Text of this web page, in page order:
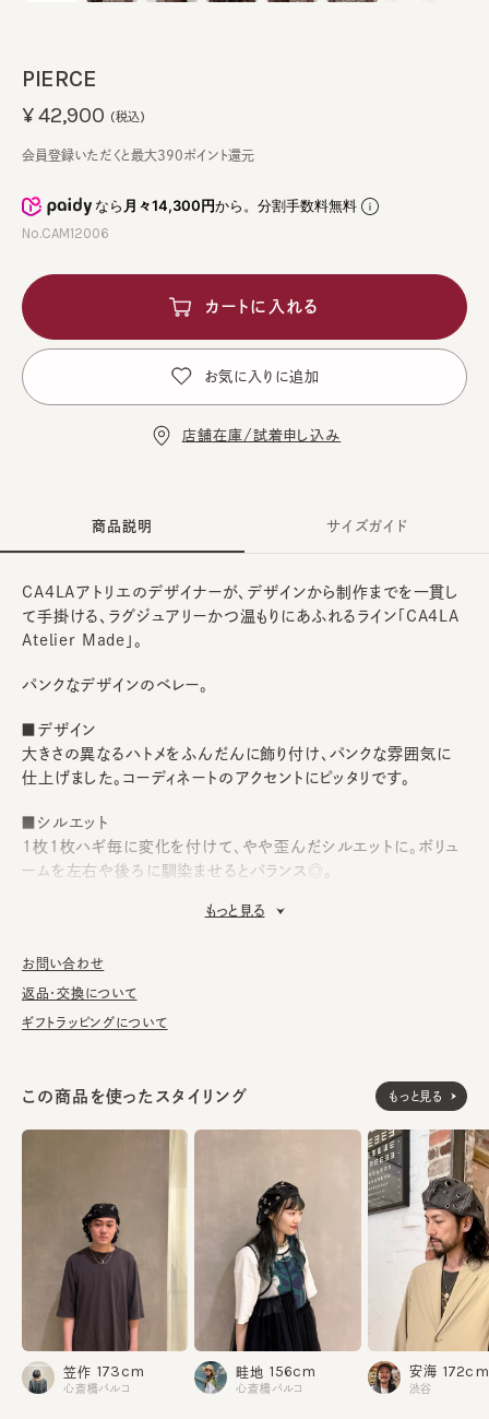
PIERCE
なら月々14,300円から。分割手数料無料
No.CAM12006
¥42,900 (税込)
会員登録いただくと最大390ポイント還元
カートに入れる
お気に入りに追加
店舗在庫/試着申し込み
商品説明
CA4LAアトリエのデザイナーが、デザインから制作までを一貫し
て手掛ける、ラグジュアリーかつ温もりにあふれるライン「CA4LA
Atelier Made」。
パンクなデザインのベレー。
■デザイン
大きさの異なるハトメをふんだんに飾り付け、パンクな雰囲気に
仕上げました。コーディネートのアクセントにピッタリです。
■シルエット
1枚1枚ハギ毎に変化を付けて、やや歪んだシルエットに。ボリュ
ームを左右や後ろに馴染ませるとバランス◎。
れた綿生地を使用。程良いハリ感と味のある風合いがポイントで
す。
■お手入れ方法
が汚れてしまう前の対策として、汗止めのハットライナーのお勧め
しております。
※サイズ調節スベリ仕様（サイズを小さくする際は、調節テープを
まっすぐ引き出してください。逆向きに引っ張るとスベリを破損する
素材 綿100%
生産国 made in JAPAN
もっと見る
サイズガイド
お問い合わせ
返品・交換について
ギフトラッピングについて
この商品を使ったスタイリング もっと見る
笠作 173cm
心斎橋パルコ
畦地 156cm
心斎橋パルコ
安海 172cm
渋谷